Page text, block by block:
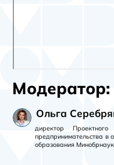
Модератор:
Ольга
директор
предпринимательства в
образования